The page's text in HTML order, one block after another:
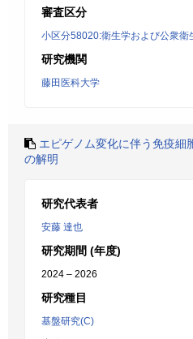
審査区分
小区分58020:衛生学および公衆衛
研究機関
藤田医科大学
エピゲノム変化に伴う免疫細
の解明
研究代表者
安藤 達也
研究期間 (年度)
2024 – 2026
研究種目
基盤研究(C)